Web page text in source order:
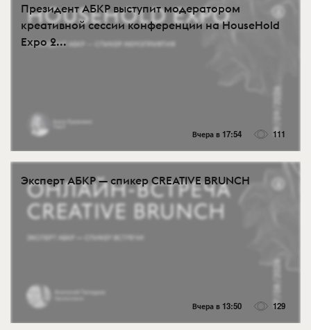
Президент АБКР выступит модератором
креативной сессии конференции на HouseHold
Expo 2...
Вчера в 17:54 111
Эксперт АБКР — спикер CREATIVE BRUNCH
Вчера в 13:50 129